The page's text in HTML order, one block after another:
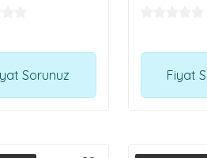
Sorunuz Fiyat